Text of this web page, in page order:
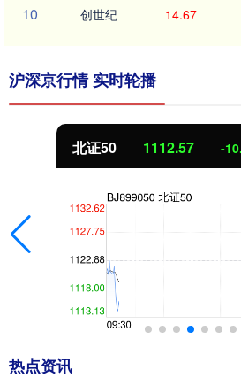
10 创世纪 14.67
沪深京行情 实时轮播
北证50 1112.57 -
热点资讯